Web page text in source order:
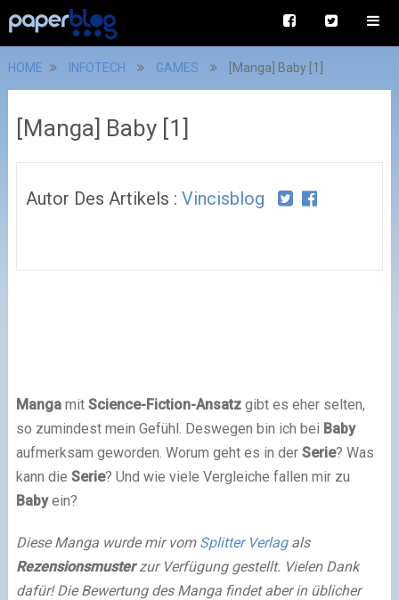
HOME INFOTECH GAMES [Manga] Baby [1]
[Manga] Baby [1]
Autor Des Artikels : Vincisblog
Mangamit Science-Fiction-Ansatzgibt es eher selten,
so zumindest mein Gefühl. Deswegen bin ich bei Baby
aufmerksam geworden. Worum geht es in der Serie? Was
kann die Serie? Und wie viele Vergleiche fallen mir zu
Babyein?
Diese Manga wurde mir vom Splitter Verlagals
Rezensionsmusterzur Verfügung gestellt. Vielen Dank
dafür! Die Bewertung des Manga findet aber in üblicher